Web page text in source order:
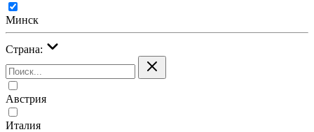
Минск
Страна:
Австрия
Италия